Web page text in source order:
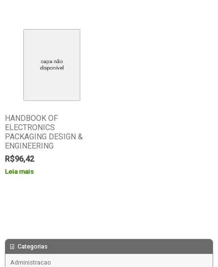
HANDBOOK OF
ELECTRONICS
PACKAGING DESIGN &
ENGINEERING
R$96,42
Leia mais
Categorias
Administracao